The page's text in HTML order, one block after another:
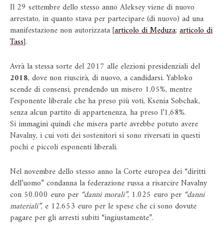
Il 29 settembre dello stesso anno Aleksey viene di nuovo
arrestato, in quanto stava per partecipare (di nuovo) ad una
manifestazione non autorizzata [articolo di Meduza; articolo di
Tass].
Avrà la stessa sorte del 2017 alle elezioni presidenziali del
2018, dove non riuscirà, di nuovo, a candidarsi. Yabloko
scende di consensi, prendendo un misero 1,05%, mentre
l’esponente liberale che ha preso più voti, Ksenia Sobchak,
senza alcun partito di appartenenza, ha preso l’1,68%.
Si immagini quindi che misera parte avrebbe potuto avere
Navalny, i cui voti dei sostenitori si sono riversati in questi
pochi e piccoli esponenti liberali.
Nel novembre dello stesso anno la Corte europea dei “diritti
dell’uomo” condanna la federazione russa a risarcire Navalny
con 50.000 euro per “danni morali”, 1.025 euro per “danni
materiali”, e 12.653 euro per le spese che ci sono dovute
pagare per gli arresti subiti “ingiustamente”.